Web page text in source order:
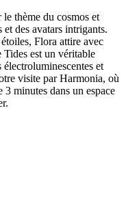
thème du cosmos et
et des avatars intrigants.
Flora attire avec
est un véritable
électroluminescentes et
visite par Harmonia, où
minutes dans un espace